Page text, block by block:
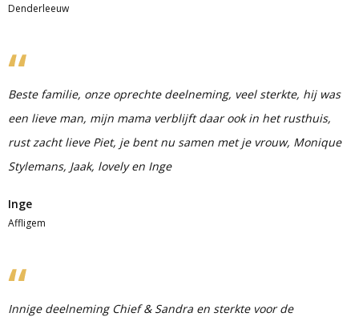
Denderleeuw
Beste familie, onze oprechte deelneming, veel sterkte, hij was
een lieve man, mijn mama verblijft daar ook in het rusthuis,
rust zacht lieve Piet, je bent nu samen met je vrouw, Monique
Stylemans, Jaak, lovely en Inge
Inge
Affligem
Innige deelneming Chief & Sandra en sterkte voor de